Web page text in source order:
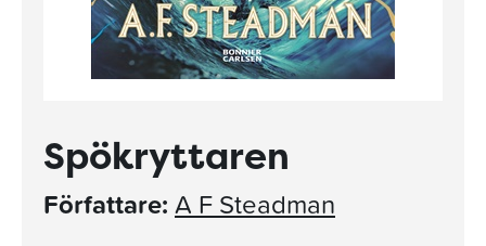
Spökryttaren
Författare: A F Steadman